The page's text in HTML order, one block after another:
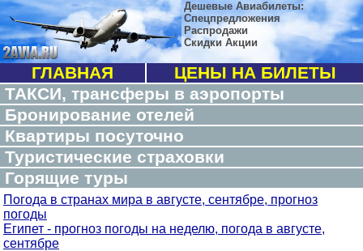
Дешевые Авиабилеты:
Спецпредложения
Распродажи
Скидки Акции
ГЛАВНАЯ
ЦЕНЫ НА БИЛЕТЫ
ТАКСИ, трансферы в аэропорты
Бронирование отелей
Квартиры посуточно
Туристические страховки
Горящие туры
Погода в странах мира в августе, сентябре, прогноз
погоды
Египет - прогноз погоды на неделю, погода в августе,
сентябре